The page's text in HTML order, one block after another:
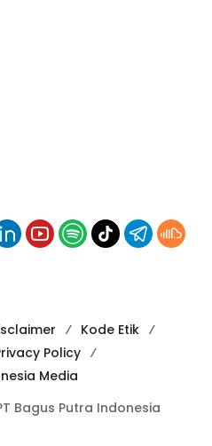
Kode Etik
Policy
Media
Bagus Putra Indonesia